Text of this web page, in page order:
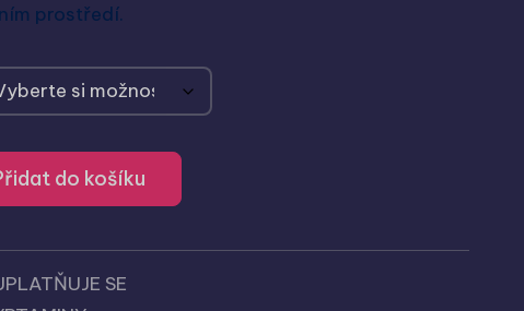
prostředí.
do košíku
SE